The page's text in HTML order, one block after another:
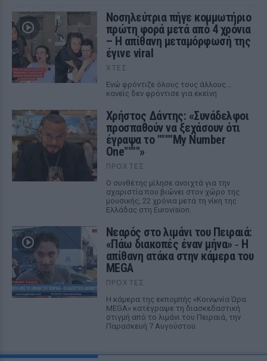
Νοσηλεύτρια πήγε κομμωτήριο
πρώτη φορά μετά από 4 χρόνια
– Η απίθανη μεταμόρφωσή της
έγινε viral
ΧΤΕΣ
Ενώ φρόντιζε όλους τους άλλους...
κανείς δεν φρόντισε για εκείνη
Χρήστος Δάντης: «Συνάδελφοι
προσπαθούν να ξεχάσουν ότι
έγραψα το """"My Number
One""""»
ΠΡΟΧΤΈΣ
Ο συνθέτης μίλησε ανοιχτά για την
αχαριστία που βιώνει στον χώρο της
μουσικής, 22 χρόνια μετά τη νίκη της
Ελλάδας στη Eurovision.
Νεαρός στο λιμάνι του Πειραιά:
«Πάω διακοπές έναν μήνα» ‑ Η
απίθανη ατάκα στην κάμερα του
MEGA
ΠΡΟΧΤΈΣ
Η κάμερα της εκπομπής «Κοινωνία Ώρα
MEGA» κατέγραψε τη διασκεδαστική
στιγμή από το λιμάνι του Πειραιά, την
Παρασκευή 7 Αυγούστου.